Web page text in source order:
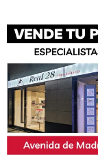
También
de forma
Lo